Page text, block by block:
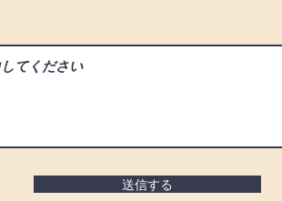
送信する